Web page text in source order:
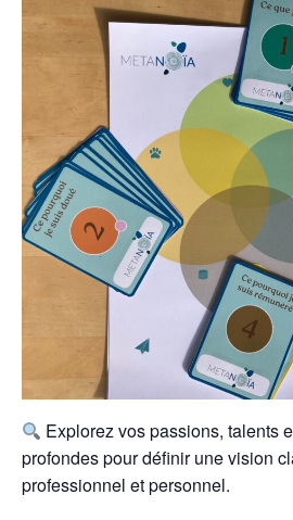
Explorez vos passions, talents
profondes pour définir une vision
professionnel et personnel.